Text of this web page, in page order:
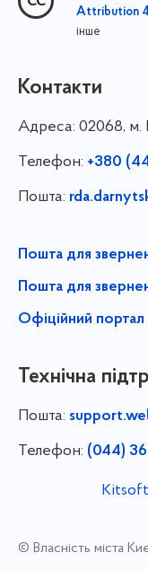
Attribution
інше
Контакти
Адреса: 02068, м.
Телефон: +380
Пошта:
Пошта для
Пошта для
Офіційний портал
Технічна
Пошта:
Телефон: (044)
Kitsoft
© Власність міста